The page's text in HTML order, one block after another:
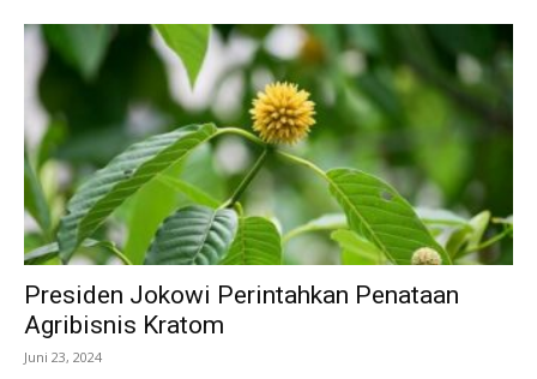
Presiden Jokowi Perintahkan Penataan
Agribisnis Kratom
Juni 23, 2024